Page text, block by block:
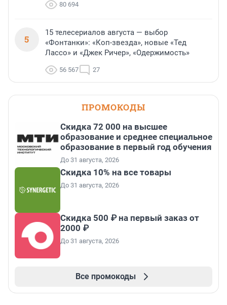
80 694
5
15 телесериалов августа — выбор
«Фонтанки»: «Коп-звезда», новые «Тед
Лассо» и «Джек Ричер», «Одержимость»
56 567 27
ПРОМОКОДЫ
Скидка 72 000 на высшее
образование и среднее специальное
образование в первый год обучения
До 31 августа, 2026
Скидка 10% на все товары
До 31 августа, 2026
Скидка 500 ₽ на первый заказ от
2000 ₽
До 31 августа, 2026
Все промокоды